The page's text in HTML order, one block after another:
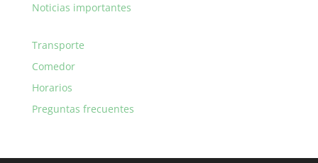
Noticias importantes
Transporte
Comedor
Horarios
Preguntas frecuentes